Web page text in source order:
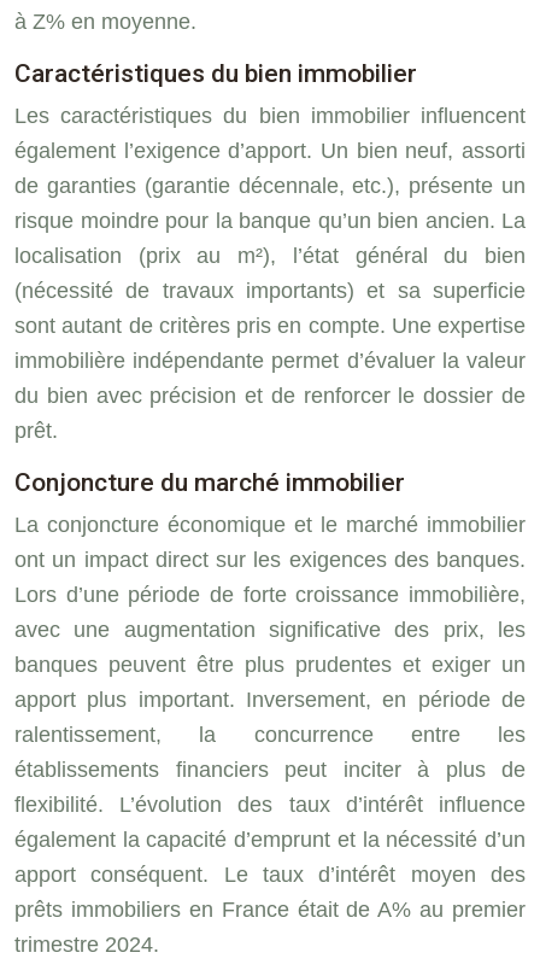
à Z% en moyenne.
Caractéristiques du bien immobilier
Les caractéristiques du bien immobilier influencent
également l’exigence d’apport. Un bien neuf, assorti
de garanties (garantie décennale, etc.), présente un
risque moindre pour la banque qu’un bien ancien. La
localisation (prix au m²), l’état général du bien
(nécessité de travaux importants) et sa superficie
sont autant de critères pris en compte. Une expertise
immobilière indépendante permet d’évaluer la valeur
du bien avec précision et de renforcer le dossier de
prêt.
Conjoncture du marché immobilier
La conjoncture économique et le marché immobilier
ont un impact direct sur les exigences des banques.
Lors d’une période de forte croissance immobilière,
avec une augmentation significative des prix, les
banques peuvent être plus prudentes et exiger un
apport plus important. Inversement, en période de
ralentissement, la concurrence entre les
établissements financiers peut inciter à plus de
flexibilité. L’évolution des taux d’intérêt influence
également la capacité d’emprunt et la nécessité d’un
apport conséquent. Le taux d’intérêt moyen des
prêts immobiliers en France était de A% au premier
trimestre 2024.